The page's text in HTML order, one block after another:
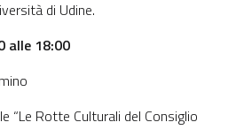
di Udine.
alle 18:00
“Le Rotte Culturali del Consiglio